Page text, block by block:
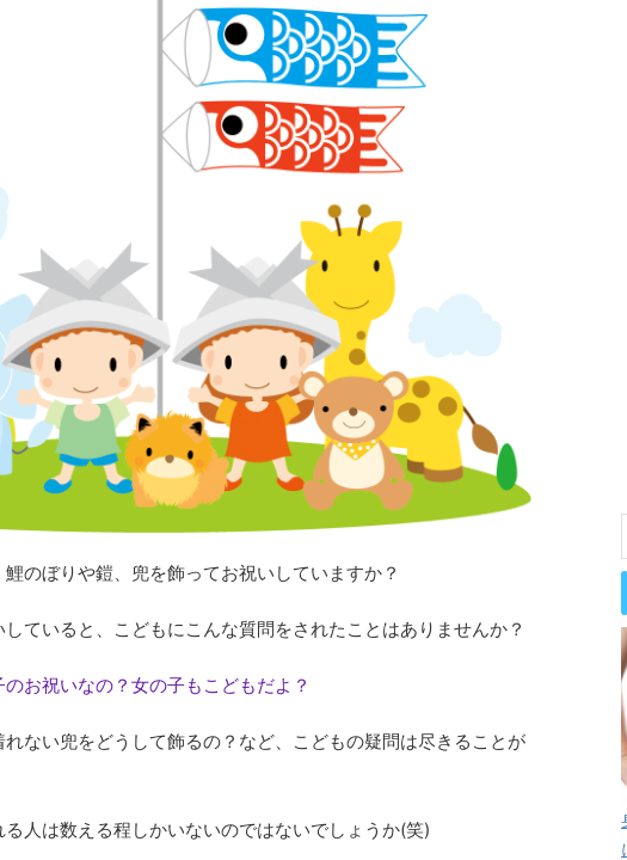
のぼりや鎧、兜を飾ってお祝いしていますか？
ていると、こどもにこんな質問をされたことはありませんか？
お祝いなの？女の子もこどもだよ？
ない兜をどうして飾るの？など、こどもの疑問は尽きることが
人は数える程しかいないのではないでしょうか(笑)